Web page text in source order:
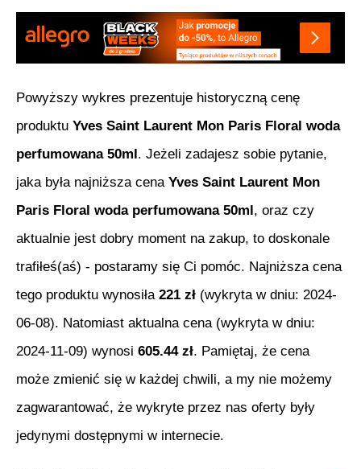
Powyższy wykres prezentuje historyczną cenę
produktu Yves Saint Laurent Mon Paris Floral woda
perfumowana 50ml. Jeżeli zadajesz sobie pytanie,
jaka była najniższa cena Yves Saint Laurent Mon
Paris Floral woda perfumowana 50ml, oraz czy
aktualnie jest dobry moment na zakup, to doskonale
trafiłeś(aś) - postaramy się Ci pomóc. Najniższa cena
tego produktu wynosiła 221 zł (wykryta w dniu: 2024-
06-08). Natomiast aktualna cena (wykryta w dniu:
2024-11-09) wynosi 605.44zł. Pamiętaj, że cena
może zmienić się w każdej chwili, a my nie możemy
zagwarantować, że wykryte przez nas oferty były
jedynymi dostępnymi w internecie.